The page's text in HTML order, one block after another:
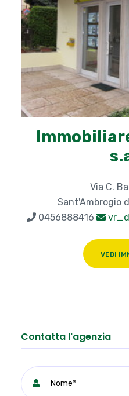
Via C.
Sant'Ambrogio
0456888416
VEDI
Contatta l'agenzia